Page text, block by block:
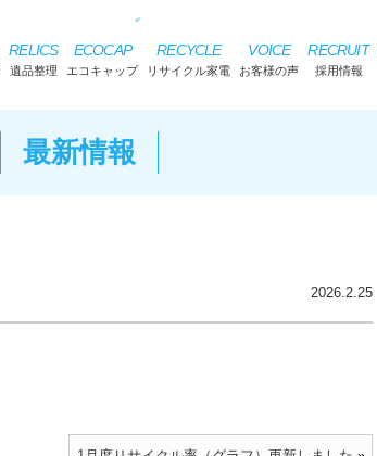
RELICS
遺品整理
ECOCAP
エコキャップ
RECYCLE
リサイクル家電
VOICE
お客様の声
RECRUIT
採用情報
最新情報
2026.2.25